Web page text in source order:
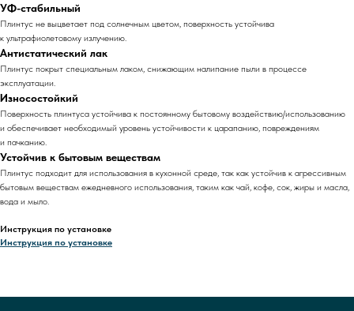
УФ-стабильный
Плинтус не выцветает под солнечным цветом, поверхность устойчива
к ультрафиолетовому излучению.
Антистатический лак
Плинтус покрыт специальным лаком, снижающим налипание пыли в процессе
эксплуатации.
Износостойкий
Поверхность плинтуса устойчива к постоянному бытовому воздействию/использованию
и обеспечивает необходимый уровень устойчивости к царапанию, повреждениям
и пачканию.
Устойчив к бытовым веществам
Плинтус подходит для использования в кухонной среде, так как устойчив к агрессивным
бытовым веществам ежедневного использования, таким как чай, кофе, сок, жиры и масла,
вода и мыло.
Инструкция по установке
Инструкция по установке